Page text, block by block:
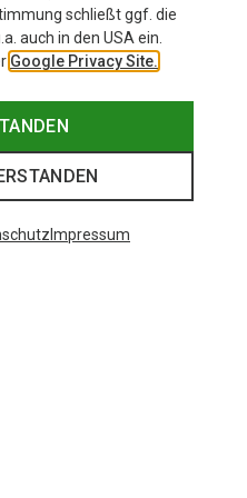
schließt ggf. die
auch in den USA ein.
Google Privacy Site.
Impressum